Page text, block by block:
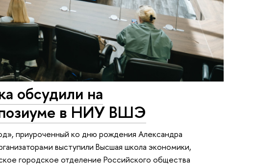
обсудили на
в НИУ ВШЭ
приуроченный ко дню рождения Александра
выступили Высшая школа экономики,
городское отделение Российского общества